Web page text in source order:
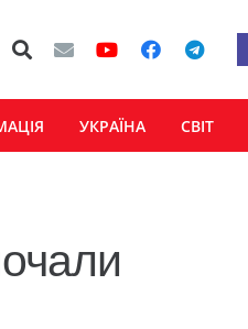
УКРАЇНА СВІТ